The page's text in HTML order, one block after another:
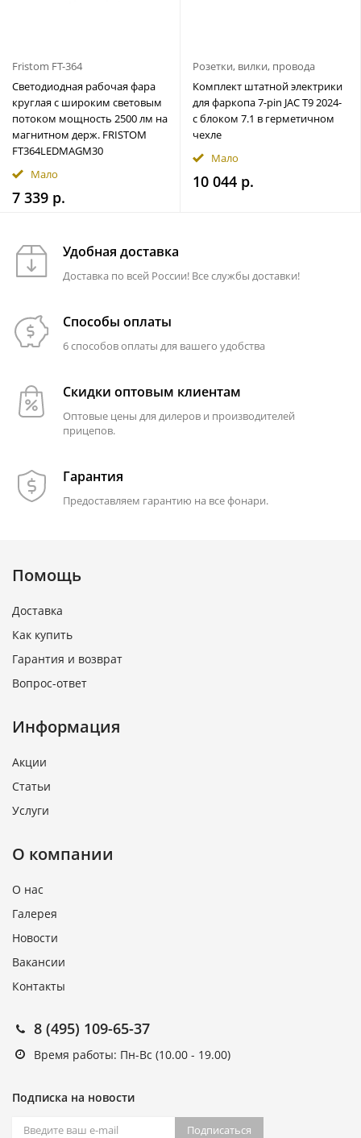
Fristom FT-364
Светодиодная рабочая фара
круглая с широким световым
потоком мощность 2500 лм на
магнитном держ. FRISTOM
FT364LEDMAGM30
Мало
7 339 р.
Розетки, вилки, провода
Комплект штатной электрики
для фаркопа 7-pin JAC T9 2024-
с блоком 7.1 в герметичном
чехле
Мало
10 044 р.
Удобная доставка
Доставка по всей России! Все службы доставки!
Способы оплаты
6 способов оплаты для вашего удобства
Скидки оптовым клиентам
Оптовые цены для дилеров и производителей
прицепов.
Гарантия
Предоставляем гарантию на все фонари.
Помощь
Доставка
Как купить
Гарантия и возврат
Вопрос-ответ
Информация
Акции
Статьи
Услуги
О компании
О нас
Галерея
Новости
Вакансии
Контакты
8 (495) 109-65-37
Время работы: Пн-Вс (10.00 - 19.00)
Подписка на новости
Подписаться